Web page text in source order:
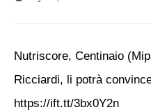
Nutriscore, Centinaio
Ricciardi, li potrà
https://ift.tt/3bx0Y2n